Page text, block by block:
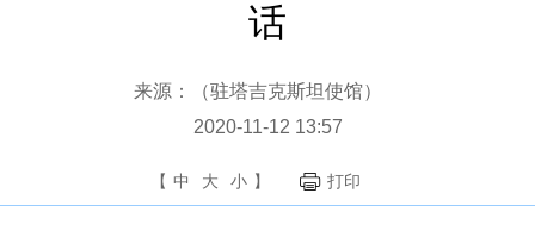
话
来源：（驻塔吉克斯坦使馆）
2020-11-12 13:57
【 中 大 小 】 打印